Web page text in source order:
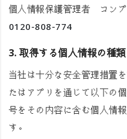
個人情報保護管理者 コン
0120-808-774
3. 取得する個人情報の種類
当社は十分な安全管理措置
たはアプリを通じて以下の
号をその内容に含む個人情
す。